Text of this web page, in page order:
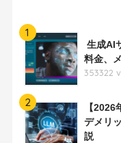
1
生成AI
料金、
353322
2
【
デメリ
説